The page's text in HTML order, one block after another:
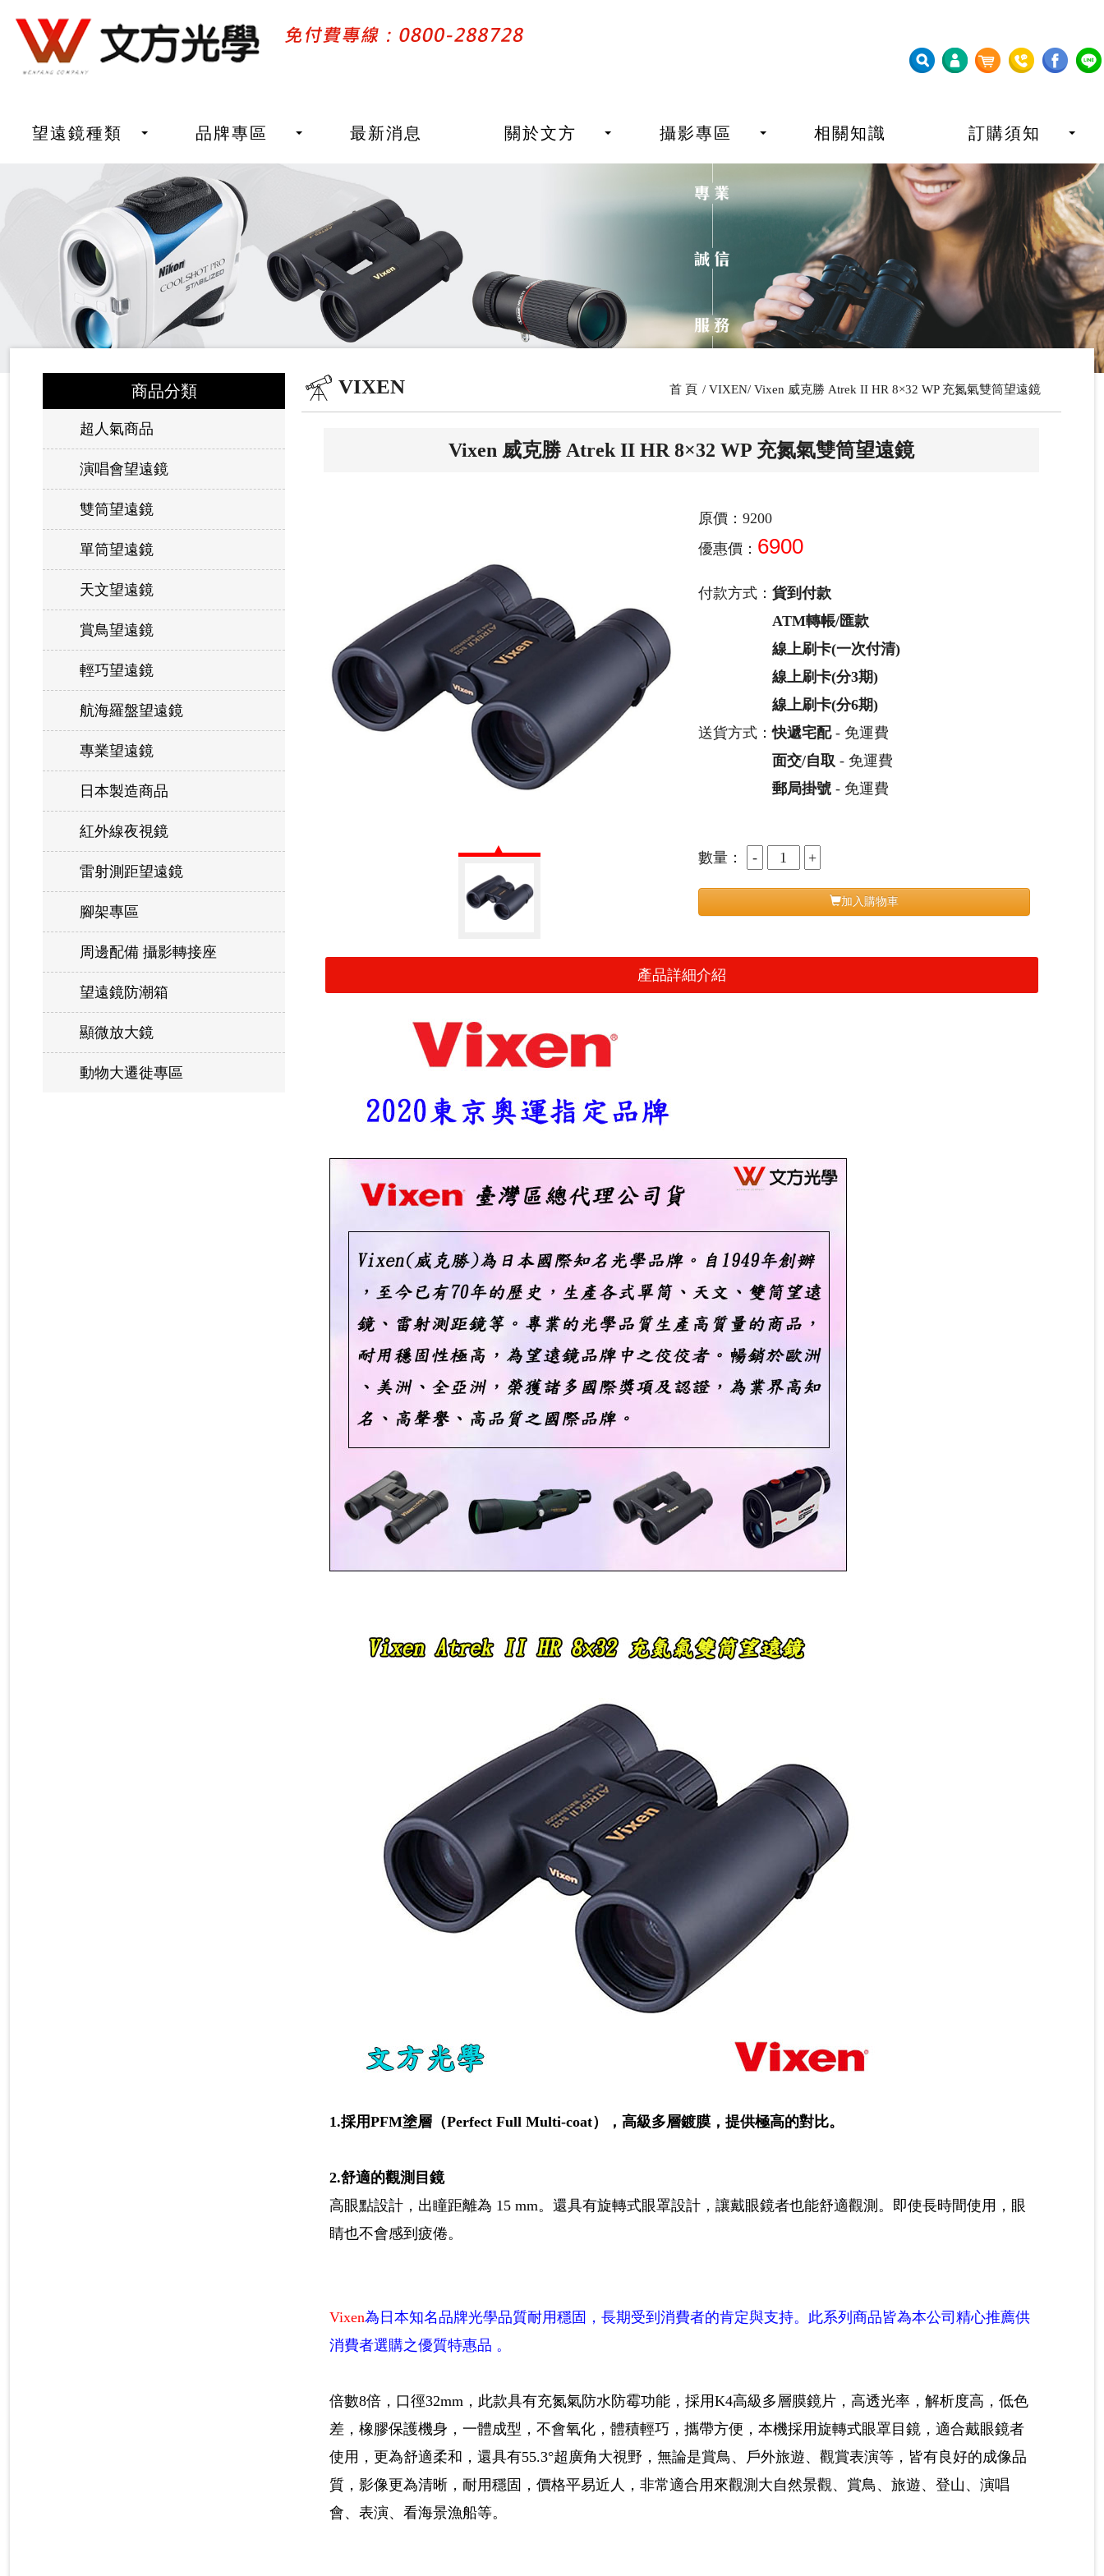
望遠鏡種類 品牌專區 最新消息 關於文方 攝影專區 相關知識 訂購須知
商品分類
超人氣商品
演唱會望遠鏡
雙筒望遠鏡
單筒望遠鏡
天文望遠鏡
賞鳥望遠鏡
輕巧望遠鏡
航海羅盤望遠鏡
專業望遠鏡
日本製造商品
紅外線夜視鏡
雷射測距望遠鏡
腳架專區
周邊配備 攝影轉接座
望遠鏡防潮箱
顯微放大鏡
動物大遷徙專區
VIXEN 首 頁 VIXEN Vixen 威克勝 Atrek II HR 8×32 WP 充氮氣雙筒望遠鏡
Vixen 威克勝 Atrek II HR 8×32 WP 充氮氣雙筒望遠鏡
原價：9200
優惠價： 6900
付款方式： 貨到付款
ATM轉帳/匯款
線上刷卡(一次付清)
線上刷卡(分3期)
線上刷卡(分6期)
送貨方式：快遞宅配- 免運費
面交/自取 - 免運費
郵局掛號- 免運費
數量：
加入購物車
產品詳細介紹
1.採用PFM塗層（Perfect Full Multi-coat），高級多層鍍膜，提供極高的對比。
2.舒適的觀測目鏡
高眼點設計，出瞳距離為 15 mm。還具有旋轉式眼罩設計，讓戴眼鏡者也能舒適觀測。即使長時間使用，眼
睛也不會感到疲倦。
Vixen為日本知名品牌光學品質耐用穩固，長期受到消費者的肯定與支持。此系列商品皆為本公司精心推薦供
消費者選購之優質特惠品 。
倍數8倍，口徑32mm，此款具有充氮氣防水防霉功能，採用K4高級多層膜鏡片，高透光率，解析度高，低色
差，橡膠保護機身，一體成型，不會氧化，體積輕巧，攜帶方便，本機採用旋轉式眼罩目鏡，適合戴眼鏡者
使用，更為舒適柔和，還具有55.3°超廣角大視野，無論是賞鳥、戶外旅遊、觀賞表演等，皆有良好的成像品
質，影像更為清晰，耐用穩固，價格平易近人，非常適合用來觀測大自然景觀、賞鳥、旅遊、登山、演唱
會、表演、看海景漁船等。